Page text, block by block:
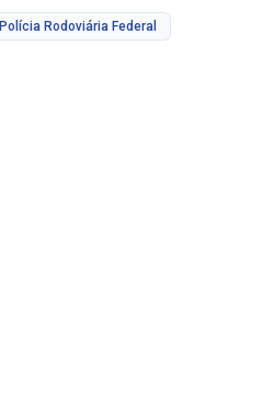
Polícia Rodoviária Federal